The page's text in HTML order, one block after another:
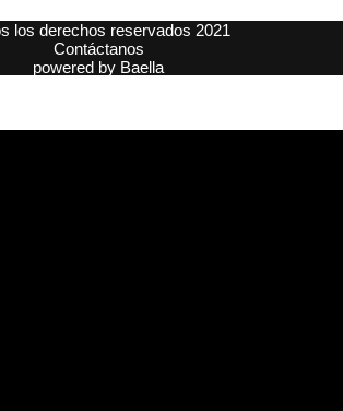
los derechos reservados 2021
Contáctanos
powered by Baella